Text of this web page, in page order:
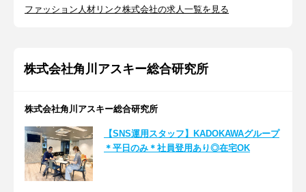
ファッション人材リンク株式会社の求人一覧を見る
株式会社角川アスキー総合研究所
株式会社角川アスキー総合研究所
【SNS運用スタッフ】KADOKAWAグループ
＊平日のみ＊社員登用あり◎在宅OK